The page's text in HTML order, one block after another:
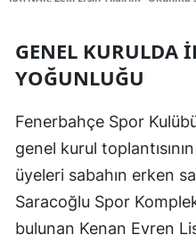
GENEL KURULDA
YOĞUNLUĞU
Fenerbahçe Spor
genel kurul
üyeleri sabahın erken
Saracoğlu Spor
bulunan Kenan Evren